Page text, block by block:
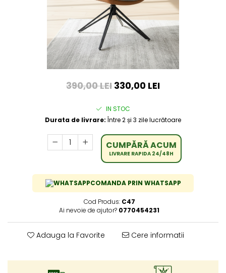
390,00 LEI 330,00 LEI
IN STOC
Durata de livrare: Între 2 și 3 zile lucrătoare
CUMPĂRĂ ACUM
LIVRARE RAPIDA 24/48H
COMANDA PRIN WHATSAPP
Cod Produs: C47
Ai nevoie de ajutor? 0770454231
Adauga la Favorite Cere informatii